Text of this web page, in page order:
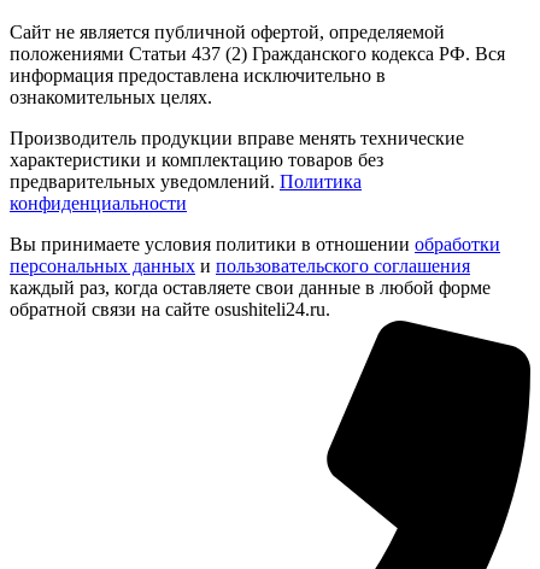
Сайт не является публичной офертой, определяемой
положениями Статьи 437 (2) Гражданского кодекса РФ. Вся
информация предоставлена исключительно в
ознакомительных целях.
Производитель продукции вправе менять технические
характеристики и комплектацию товаров без
предварительных уведомлений. Политика
конфиденциальности
Вы принимаете условия политики в отношении обработки
персональных данных и пользовательского соглашения
каждый раз, когда оставляете свои данные в любой форме
обратной связи на сайте osushiteli24.ru.